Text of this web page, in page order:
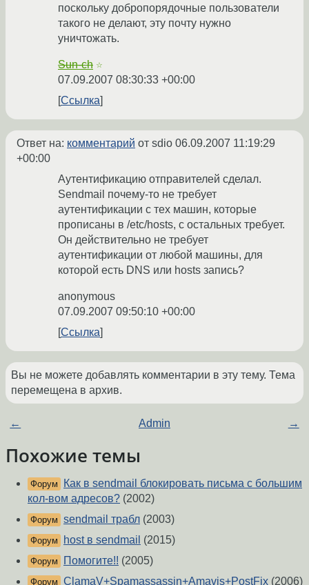
поскольку добропорядочные пользователи
такого не делают, эту почту нужно
уничтожать.
Sun-ch ☆
07.09.2007 08:30:33 +00:00
Ссылка
Ответ на: комментарий от sdio 06.09.2007 11:19:29
+00:00
Аутентификацию отправителей сделал.
Sendmail почему-то не требует
аутентификации с тех машин, которые
прописаны в /etc/hosts, с остальных требует.
Он действительно не требует
аутентификации от любой машины, для
которой есть DNS или hosts запись?
anonymous
07.09.2007 09:50:10 +00:00
Ссылка
Вы не можете добавлять комментарии в эту тему. Тема
перемещена в архив.
← Admin →
Похожие темы
Форум
Как в sendmail блокировать письма с большим
кол-вом адресов? (2002)
Форум sendmail трабл (2003)
Форум host в sendmail (2015)
Форум Помогите!! (2005)
Форум ClamaV+Spamassassin+Amavis+PostFix (2006)